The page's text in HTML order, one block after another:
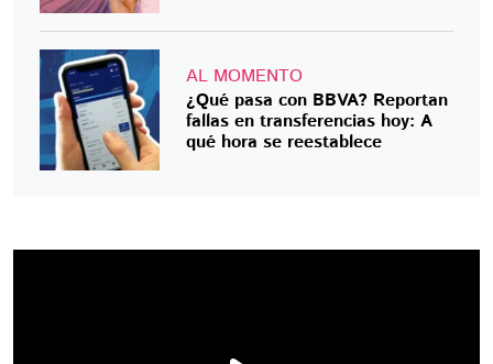
AL MOMENTO
¿Qué pasa con BBVA? Reportan
fallas en transferencias hoy: A
qué hora se reestablece